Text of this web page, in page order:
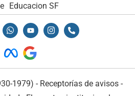
Educacion SF
1979) - Receptorías de avisos -